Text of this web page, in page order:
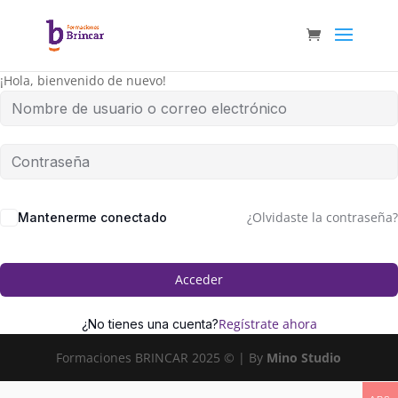
¡Hola, bienvenido de nuevo!
Mantenerme conectado ¿Olvidaste la contraseña?
Acceder
¿No tienes una cuenta?Regístrate ahora
Formaciones BRINCAR 2025 © | By Mino Studio